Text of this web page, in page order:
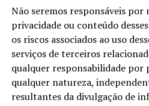
Não seremos responsáveis
privacidade ou conteúdo
os riscos associados ao uso
serviços de terceiros
qualquer responsabilidade por
qualquer natureza,
resultantes da divulgação de